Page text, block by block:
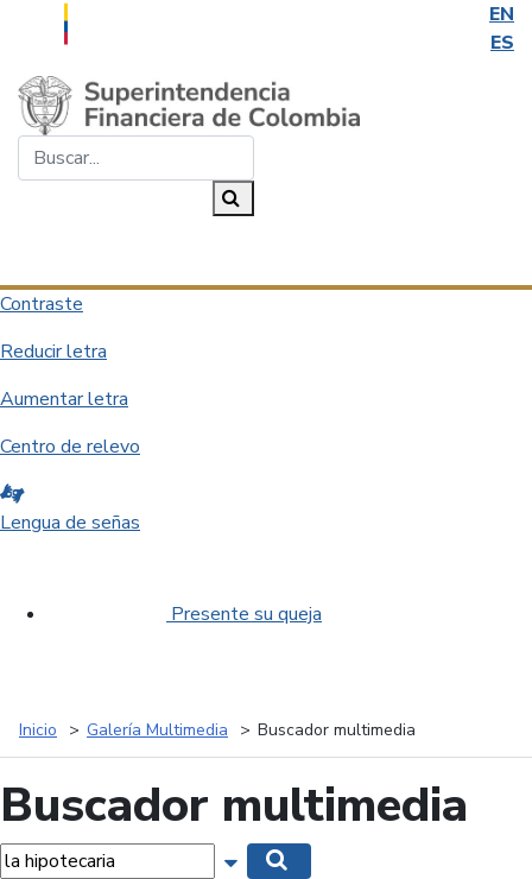
EN
ES
Saltar al contenido principal
Contraste
Reducir letra
Aumentar letra
Centro de relevo
Lengua de señas
Presente su queja
Inicio Galería Multimedia Buscador multimedia
Buscador multimedia
Mostrar opciones de búsqueda